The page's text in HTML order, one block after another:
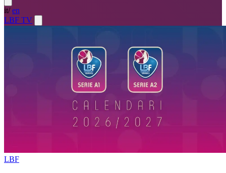
it/ en
LBF TV
LBF